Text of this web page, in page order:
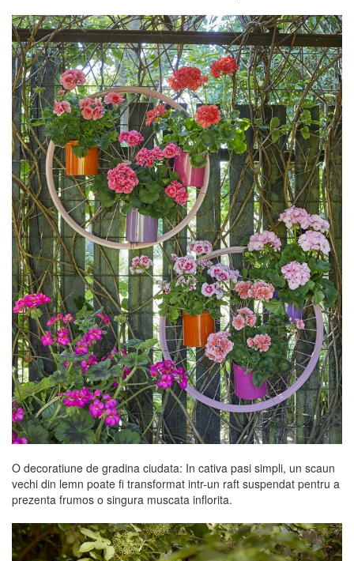
O decoratiune de gradina ciudata: In cativa pasi simpli, un scaun
vechi din lemn poate fi transformat intr-un raft suspendat pentru a
prezenta frumos o singura muscata inflorita.